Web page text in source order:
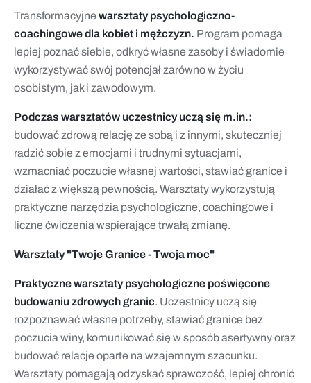
Transformacyjne warsztaty psychologiczno-
coachingowe dla kobiet i mężczyzn. Program pomaga
lepiej poznać siebie, odkryć własne zasoby i świadomie
wykorzystywać swój potencjał zarówno w życiu
osobistym, jak i zawodowym.
Podczas warsztatów uczestnicy uczą się m.in.:
budować zdrową relację ze sobą i z innymi, skuteczniej
radzić sobie z emocjami i trudnymi sytuacjami,
wzmacniać poczucie własnej wartości, stawiać granice i
działać z większą pewnością. Warsztaty wykorzystują
praktyczne narzędzia psychologiczne, coachingowe i
liczne ćwiczenia wspierające trwałą zmianę.
Warsztaty "Twoje Granice - Twoja moc"
Praktyczne warsztaty psychologiczne poświęcone
budowaniu zdrowych granic. Uczestnicy uczą się
rozpoznawać własne potrzeby, stawiać granice bez
poczucia winy, komunikować się w sposób asertywny oraz
budować relacje oparte na wzajemnym szacunku.
Warsztaty pomagają odzyskać sprawczość, lepiej chronić